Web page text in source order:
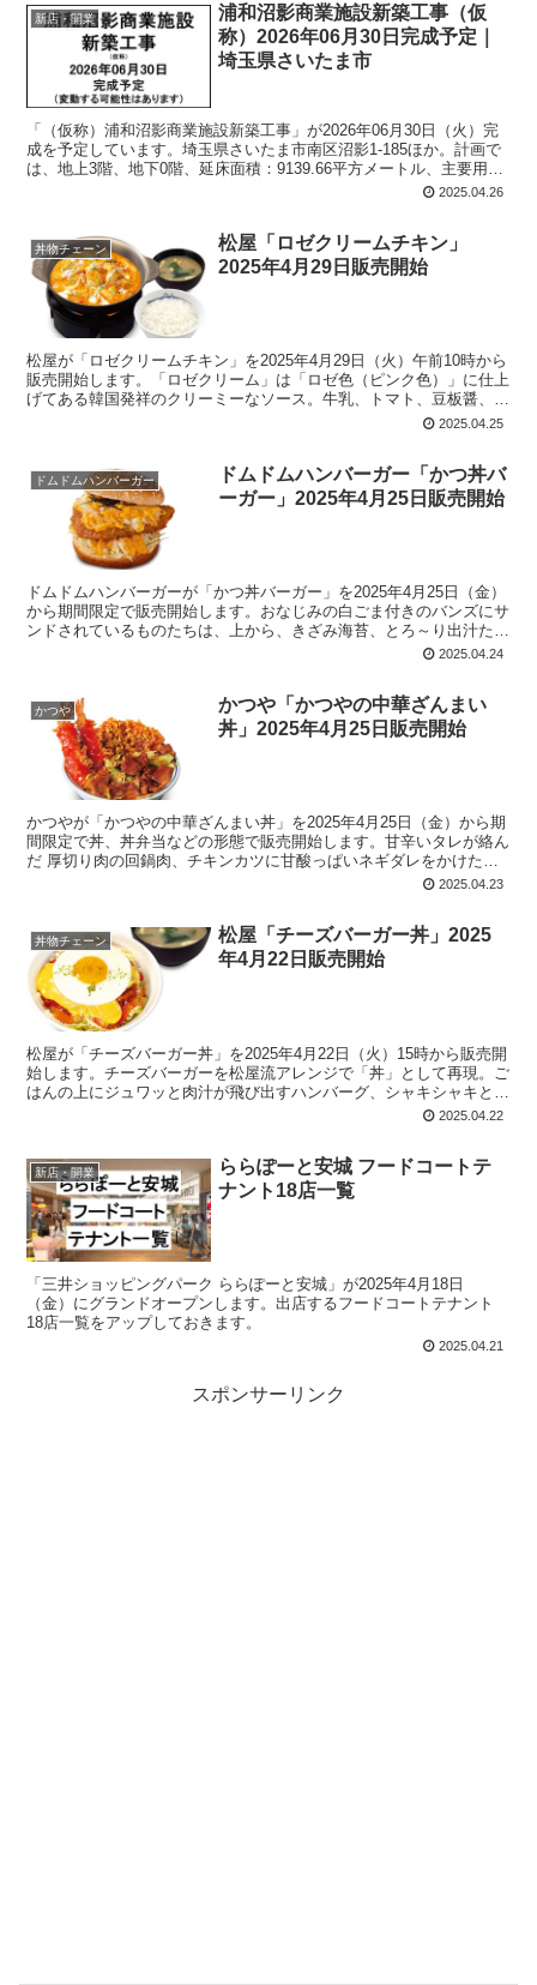
新店・開業
浦和沼影商業施設新築工事（仮
称）2026年06月30日完成予定｜
埼玉県さいたま市
「（仮称）浦和沼影商業施設新築工事」が2026年06月30日（火）完
成を予定しています。埼玉県さいたま市南区沼影1-185ほか。計画で
は、地上3階、地下0階、延床面積：9139.66平方メートル、主要用
2025.04.26
丼物チェーン
松屋「ロゼクリームチキン」
2025年4月29日販売開始
松屋が「ロゼクリームチキン」を2025年4月29日（火）午前10時から
販売開始します。「ロゼクリーム」は「ロゼ色（ピンク色）」に仕上
げてある韓国発祥のクリーミーなソース。牛乳、トマト、豆板醤、な
どを組み合わせてロゼ色になっています。松屋の「ロゼクリームチキ
2025.04.25
ドムドムハンバーガー
ドムドムハンバーガー「かつ丼バ
ーガー」2025年4月25日販売開始
ドムドムハンバーガーが「かつ丼バーガー」を2025年4月25日（金）
から期間限定で販売開始します。おなじみの白ごま付きのバンズにサ
ンドされているものたちは、上から、きざみ海苔、とろ～り出汁たま
ご、ロースかつ、とろ～り出汁たまご、千切りキャベツ、などが見え
2025.04.24
かつや
かつや「かつやの中華ざんまい
丼」2025年4月25日販売開始
かつやが「かつやの中華ざんまい丼」を2025年4月25日（金）から期
間限定で丼、丼弁当などの形態で販売開始します。甘辛いタレが絡ん
だ 厚切り肉の回鍋肉、チキンカツに甘酸っぱいネギダレをかけた油
淋鶏、海老チリソースをかけた海老フライ、3つの中華料理をひとつ
2025.04.23
丼物チェーン
松屋「チーズバーガー丼」2025
年4月22日販売開始
松屋が「チーズバーガー丼」を2025年4月22日（火）15時から販売開
始します。チーズバーガーを松屋流アレンジで「丼」として再現。ご
はんの上にジュワッと肉汁が飛び出すハンバーグ、シャキシャキと食
感の野菜、とろ～りチーズ、目玉焼き、という組み合わせ。ハンバー
2025.04.22
新店・開業
ららぽーと安城 フードコートテ
ナント18店一覧
「三井ショッピングパーク ららぽーと安城」が2025年4月18日
（金）にグランドオープンします。出店するフードコートテナント
18店一覧をアップしておきます。
2025.04.21
スポンサーリンク